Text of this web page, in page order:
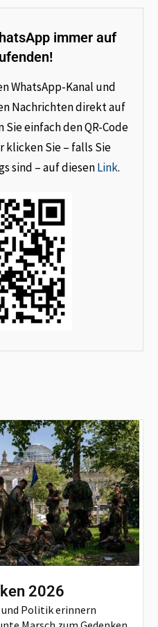
immer auf
WhatsApp-Kanal und
Nachrichten direkt auf
einfach den QR-Code
klicken Sie – falls Sie
sind – auf diesenLink.
2026
Politik erinnern